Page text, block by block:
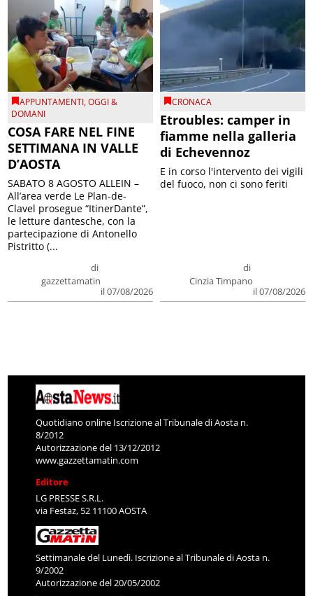
APPUNTAMENTI,OGGI &
DOMANI
COSA FARE NEL FINE
SETTIMANA IN VALLE
D’AOSTA
di
gazzettamatin
il 07/08/2026
SABATO 8 AGOSTO ALLEIN –
All’area verde Le Plan-de-
Clavel prosegue “ItinerDante”,
le letture dantesche, con la
partecipazione di Antonello
Pistritto (...
CRONACA
Etroubles: camper in
fiamme nella galleria
di Echevennoz
di
Cinzia Timpano
il 07/08/2026
E in corso l'intervento dei vigili
del fuoco, non ci sono feriti
Quotidiano online Iscrizione al Tribunale di Aosta n.
8/2012
Autorizzazione del 13/12/2012
www.gazzettamatin.com
Editore
LG PRESSE S.R.L.
via Festaz, 52 11100 AOSTA
Settimanale del Lunedì. Iscrizione al Tribunale di Aosta n.
9/2002
Autorizzazione del 20/05/2002